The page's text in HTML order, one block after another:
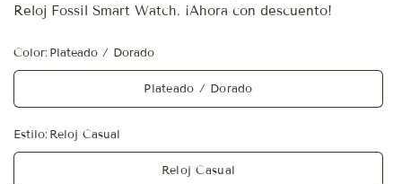
Reloj Fossil Smart Watch. ¡Ahora con descuento!
Color: Plateado / Dorado
Plateado / Dorado
Estilo: Reloj Casual
Reloj Casual